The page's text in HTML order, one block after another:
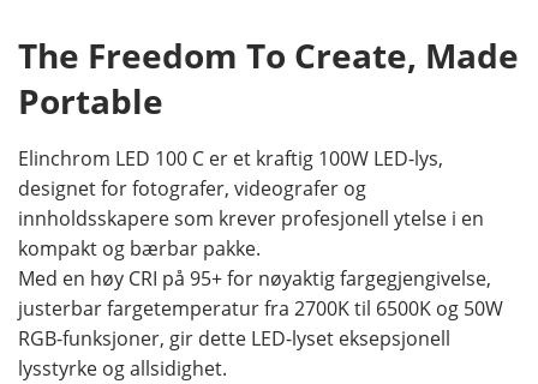
The Freedom To Create, Made
Portable
Elinchrom LED 100 C er et kraftig 100W LED-lys,
designet for fotografer, videografer og
innholdsskapere som krever profesjonell ytelse i en
kompakt og bærbar pakke.
Med en høy CRI på 95+ for nøyaktig fargegjengivelse,
justerbar fargetemperatur fra 2700K til 6500K og 50W
RGB-funksjoner, gir dette LED-lyset eksepsjonell
lysstyrke og allsidighet.